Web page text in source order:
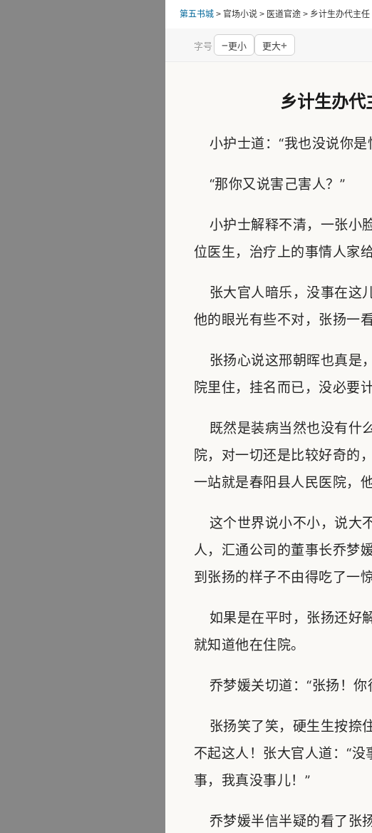
第五书城 > 官场小说 > 医道官途 > 乡计生办代主
字号 −更小 更大+
乡计生办代
小护士道：“我也没说你是
“那你又说害己害人？”
小护士解释不清，一张小
位医生，治疗上的事情人家
张大官人暗乐，没事在这
他的眼光有些不对，张扬一
张扬心说这邢朝晖也真是
院里住，挂名而已，没必要
既然是装病当然也没有什
院，对一切还是比较好奇的
一站就是春阳县人民医院，
这个世界说小不小，说大
人，汇通公司的董事长乔梦
到张扬的样子不由得吃了一惊
如果是在平时，张扬还好
就知道他在住院。
乔梦媛关切道：“张扬！你
张扬笑了笑，硬生生按捺
不起这人！张大官人道：“
事，我真没事儿！”
乔梦媛半信半疑的看了张